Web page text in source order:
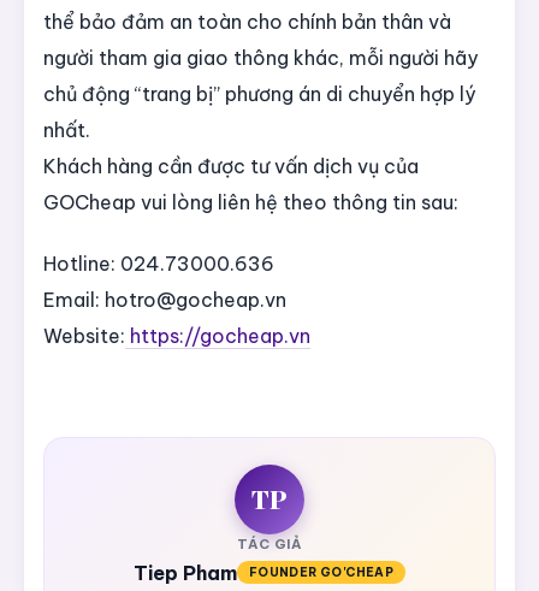
thể bảo đảm an toàn cho chính bản thân và
người tham gia giao thông khác, mỗi người hãy
chủ động “trang bị” phương án di chuyển hợp lý
nhất.
Khách hàng cần được tư vấn dịch vụ của
GOCheap vui lòng liên hệ theo thông tin sau:
Hotline: 024.73000.636
Email: hotro@gocheap.vn
Website: https://gocheap.vn
TP
TÁC GIẢ
Tiep Pham FOUNDER GO'CHEAP